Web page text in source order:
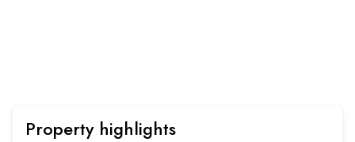
Property highlights